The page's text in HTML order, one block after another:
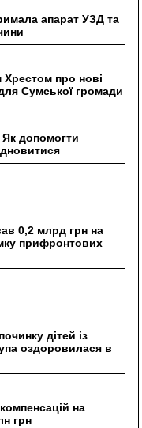
апарат УЗД та
про нові
Сумської громади
Як допомогти
0,2 млрд грн на
прифронтових
дітей із
оздоровилася в
на
грн